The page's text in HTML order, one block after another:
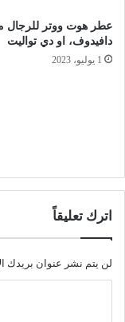
عطر هوت ووتر للرجال
دافيدوف، او دي تواليت
1 يوليو، 2023
اترك تعليقاً
لن يتم نشر عنوان بريدك